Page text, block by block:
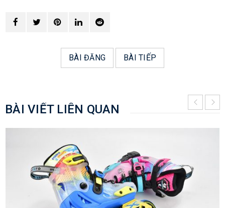
BÀI ĐĂNG BÀI TIẾP
BÀI VIẾT LIÊN QUAN